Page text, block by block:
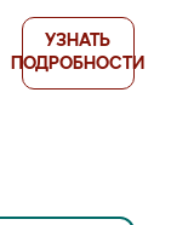
УЗНАТЬ
ПОДРОБНОСТИ